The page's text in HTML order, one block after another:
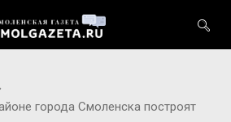
города Смоленска построят